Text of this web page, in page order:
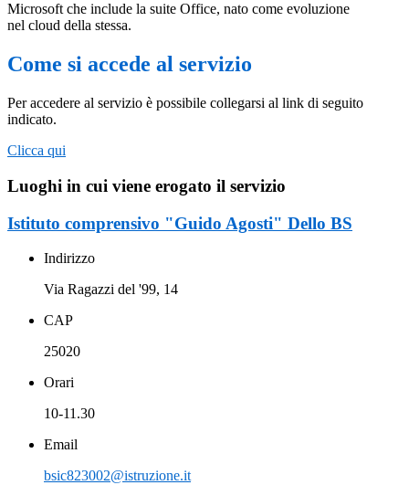
Microsoft che include la suite Office, nato come evoluzione
nel cloud della stessa.
Come si accede al servizio
Per accedere al servizio è possibile collegarsi al link di seguito
indicato.
Clicca qui
Luoghi in cui viene erogato il servizio
Istituto comprensivo "Guido Agosti" Dello BS
Indirizzo
Via Ragazzi del '99, 14
CAP
25020
Orari
10-11.30
Email
bsic823002@istruzione.it